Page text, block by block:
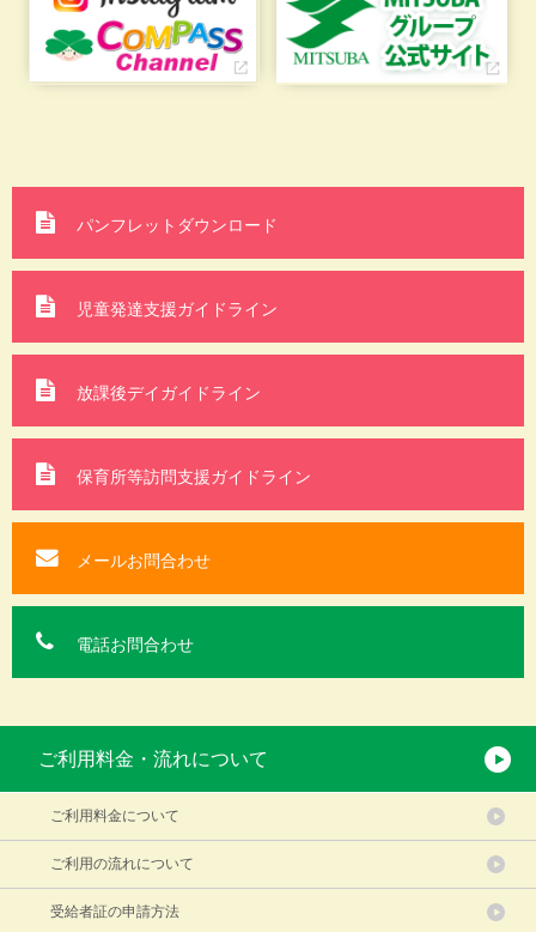
ご利用料金・流れについて
ご利用料金について
ご利用の流れについて
受給者証の申請方法
パンフレットダウンロード
児童発達支援ガイドライン
放課後デイガイドライン
保育所等訪問支援ガイドライン
メールお問合わせ
電話お問合わせ